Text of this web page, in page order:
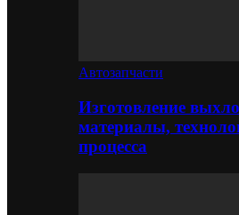
Автозапчасти
Изготовление
материалы,
процесса